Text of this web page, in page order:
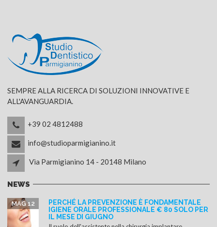
SEMPRE ALLA RICERCA DI SOLUZIONI INNOVATIVE E
ALL'AVANGUARDIA.
+39 02 4812488
info@studioparmigianino.it
Via Parmigianino 14 - 20148 Milano
NEWS
PERCHÉ LA PREVENZIONE È FONDAMENTALE
IGIENE ORALE PROFESSIONALE € 80 SOLO PER
IL MESE DI GIUGNO
MAG 12